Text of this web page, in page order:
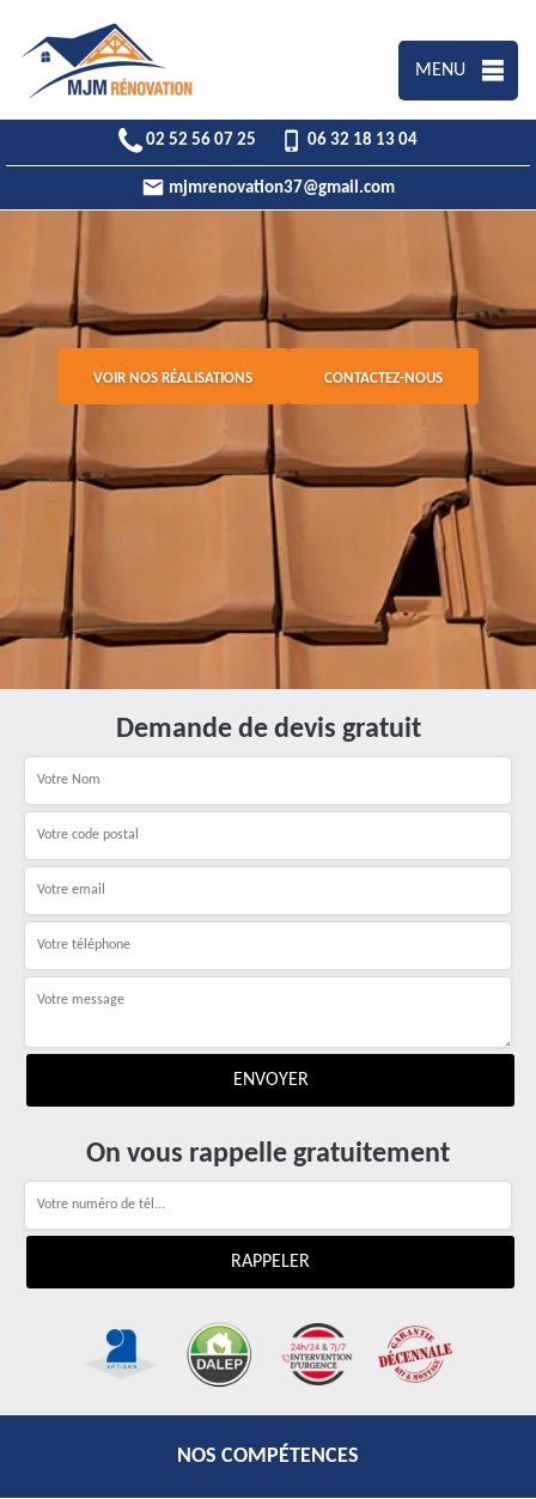
MENU
02 52 56 07 25 06 32 18 13 04
mjmrenovation37@gmail.com
VOIR NOS RÉALISATIONS CONTACTEZ-NOUS
Demande de devis gratuit
On vous rappelle gratuitement
NOS COMPÉTENCES